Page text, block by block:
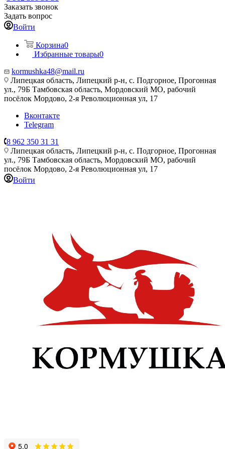
Заказать звонок
Задать вопрос
Войти
Корзина0
Избранные товары0
kormushka48@mail.ru
Липецкая область, Липецкий р-н, с. Подгорное, Прогонная
ул., 79Б Тамбовская область, Мордовский МО, рабочий
посёлок Мордово, 2-я Революционная ул, 17
Вконтакте
Telegram
8 962 350 31 31
Липецкая область, Липецкий р-н, с. Подгорное, Прогонная
ул., 79Б Тамбовская область, Мордовский МО, рабочий
посёлок Мордово, 2-я Революционная ул, 17
Войти